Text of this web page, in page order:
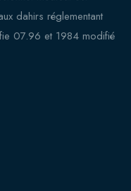
dahirs réglementant
07.96 et 1984 modifié